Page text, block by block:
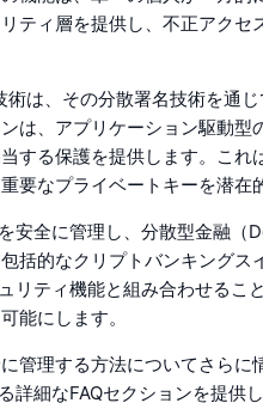
ティ層を提供し、不正アクセ
は、その分散署名技術を通
は、アプリケーション駆動
する保護を提供します。これ
要なプライベートキーを潜在
安全に管理し、分散型金融（
括的なクリプトバンキングス
リティ機能と組み合わせるこ
能にします。
管理する方法についてさらに
細なFAQセクションを提供